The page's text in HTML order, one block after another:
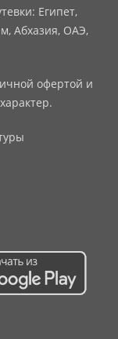
Египет,
Абхазия, ОАЭ,
офертой и